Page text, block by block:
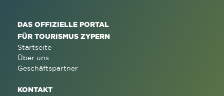
DAS OFFIZIELLE PORTAL
FÜR TOURISMUS ZYPERN
Startseite
Über uns
Geschäftspartner
KONTAKT